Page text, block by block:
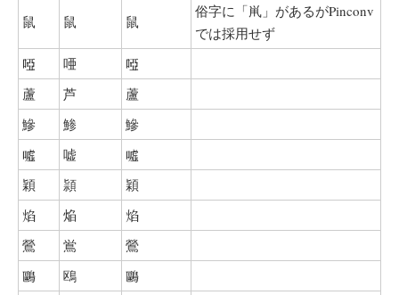
鼠 鼠 鼠
俗字に「鼡」があるがPinconv
では採用せず
啞 唖 啞
蘆 芦
蘆
鰺
鯵 鰺
噓 嘘 噓
穎 頴 穎
焰 焔 焰
鶯 鴬 鶯
鷗 鴎 鷗